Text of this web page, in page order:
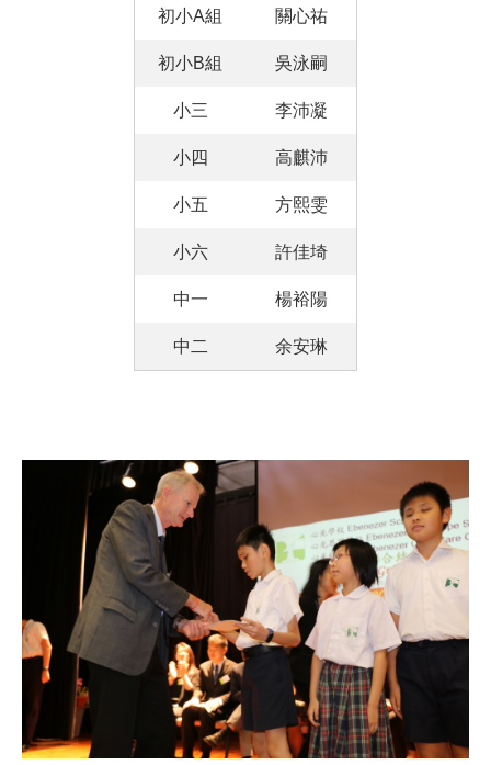
初小A組 關心祐
初小B組 吳泳嗣
小三 李沛凝
小四 高麒沛
小五 方熙雯
小六 許佳埼
中一 楊裕陽
中二 余安琳